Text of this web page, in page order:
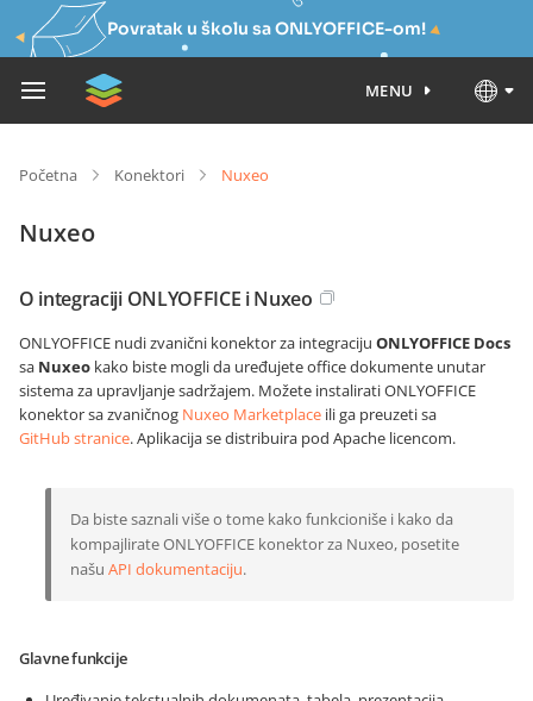
Povratak u školu sa ONLYOFFICE-om!
MENU
Početna Konektori Nuxeo
Nuxeo
O integraciji ONLYOFFICE i Nuxeo
ONLYOFFICE nudi zvanični konektor za integraciju ONLYOFFICE Docs
sa Nuxeo kako biste mogli da uređujete office dokumente unutar
sistema za upravljanje sadržajem. Možete instalirati ONLYOFFICE
konektor sa zvaničnog Nuxeo Marketplace ili ga preuzeti sa
GitHub stranice. Aplikacija se distribuira pod Apache licencom.
Da biste saznali više o tome kako funkcioniše i kako da
kompajlirate ONLYOFFICE konektor za Nuxeo, posetite
našu API dokumentaciju.
Glavne funkcije